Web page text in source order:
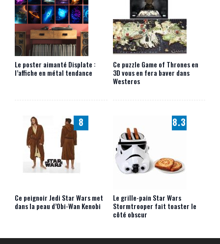
Le poster aimanté Displate :
l’affiche en métal tendance
Ce puzzle Game of Thrones en
3D vous en fera baver dans
Westeros
8
Ce peignoir Jedi Star Wars met
dans la peau d’Obi-Wan Kenobi
8.3
Le grille-pain Star Wars
Stormtrooper fait toaster le
côté obscur